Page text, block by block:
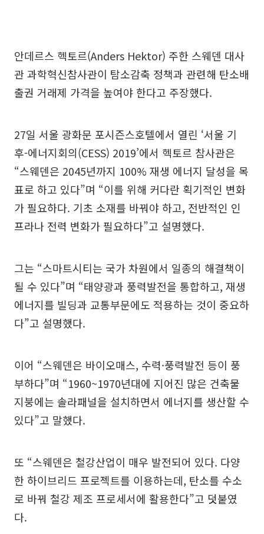
안데르스 헥토르(Anders Hektor) 주한 스웨덴 대사
관 과학혁신참사관이 탐소감축 정책과 관련해 탄소배
출권 거래제 가격을 높여야 한다고 주장했다.
27일 서울 광화문 포시즌스호텔에서 열린 ‘서울 기
후-에너지회의(CESS) 2019’에서 헥토르 참사관은
“스웨덴은 2045년까지 100% 재생 에너지 달성을 목
표로 하고 있다”며 “이를 위해 커다란 획기적인 변화
가 필요하다. 기초 소재를 바꿔야 하고, 전반적인 인
프라나 전력 변화가 필요하다”고 설명했다.
그는 “스마트시티는 국가 차원에서 일종의 해결책이
될 수 있다”며 “태양광과 풍력발전을 통합하고, 재생
에너지를 빌딩과 교통부문에도 적용하는 것이 중요하
다”고 설명했다.
이어 “스웨덴은 바이오매스, 수력·풍력발전 등이 풍
부하다”며 “1960~1970년대에 지어진 많은 건축물
지붕에는 솔라패널을 설치하면서 에너지를 생산할 수
있다”고 말했다.
또 “스웨덴은 철강산업이 매우 발전되어 있다. 다양
한 하이브리드 프로젝트를 이용하는데, 탄소를 수소
로 바꿔 철강 제조 프로세서에 활용한다”고 덧붙였
다.